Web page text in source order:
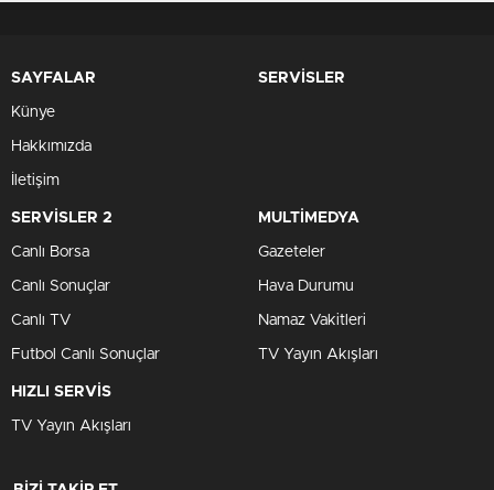
SAYFALAR
Künye
Hakkımızda
İletişim
SERVİSLER
SERVİSLER 2
Canlı Borsa
Canlı Sonuçlar
Canlı TV
Futbol Canlı Sonuçlar
MULTİMEDYA
Gazeteler
Hava Durumu
Namaz Vakitleri
TV Yayın Akışları
HIZLI SERVİS
TV Yayın Akışları